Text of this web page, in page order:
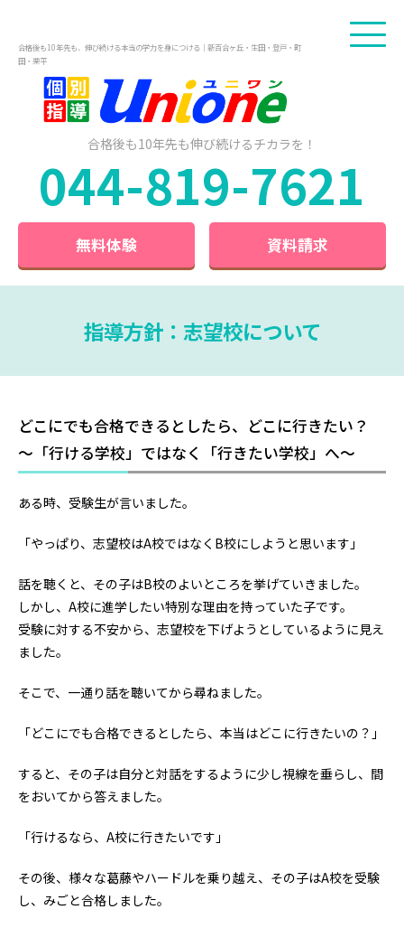
合格後も10年先も、伸び続ける本当の学力を身につける｜新百合ヶ丘・生田・登戸・町
田・栗平
合格後も10年先も伸び続けるチカラを！
044-819-7621
無料体験 資料請求
指導方針：志望校について
どこにでも合格できるとしたら、どこに行きたい？
～「行ける学校」ではなく「行きたい学校」へ～
ある時、受験生が言いました。
「やっぱり、志望校はA校ではなくB校にしようと思います」
話を聴くと、その子はB校のよいところを挙げていきました。
しかし、A校に進学したい特別な理由を持っていた子です。
受験に対する不安から、志望校を下げようとしているように見え
ました。
そこで、一通り話を聴いてから尋ねました。
「どこにでも合格できるとしたら、本当はどこに行きたいの？」
すると、その子は自分と対話をするように少し視線を垂らし、間
をおいてから答えました。
「行けるなら、A校に行きたいです」
その後、様々な葛藤やハードルを乗り越え、その子はA校を受験
し、みごと合格しました。